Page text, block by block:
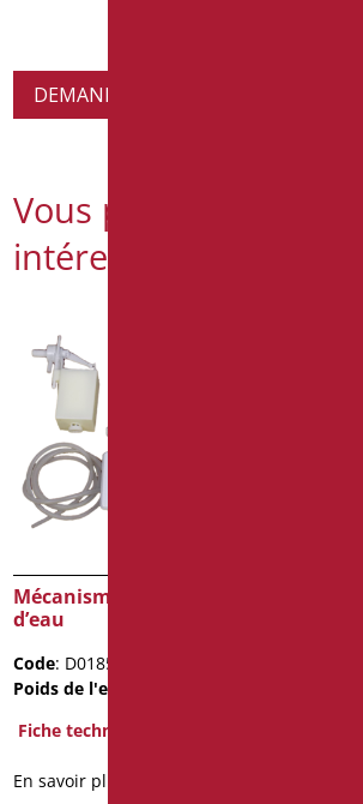
DEMANDE D'INFORMATIONS SUR
Vous pourriez
intéressé par
Mécanisme pour chasse
d’eau
Code: D0185N/01
Poids de l'emballage
Fiche technique
En savoir plus